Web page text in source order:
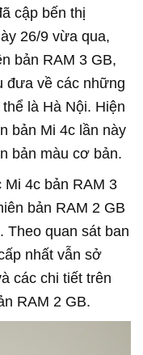
cập bến thị
26/9 vừa qua,
bản RAM 3 GB,
đưa về các những
là Hà Nội. Hiện
bản Mi 4c lần này
bản màu cơ bản.
4c bản RAM 3
bản RAM 2 GB
Theo quan sát ban
nhất vẫn sở
các chi tiết trên
RAM 2 GB.